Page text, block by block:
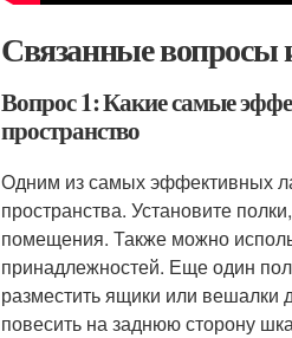
Связанные вопросы
Вопрос 1: Какие самые
пространство
Одним из самых эффективных
пространства. Установите
помещения. Также можно
принадлежностей. Еще один
разместить ящики или
повесить на заднюю сторону